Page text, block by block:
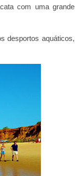
com uma grande
desportos aquáticos,